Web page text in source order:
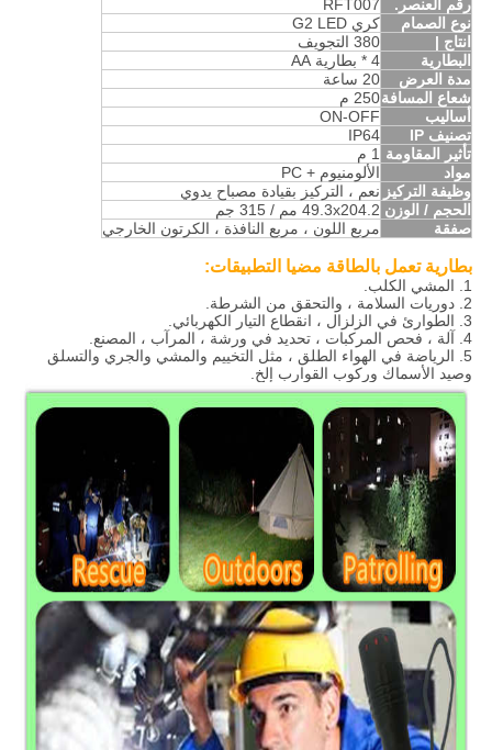
رقم العنصر.
RFT007
نوع الصمام
كري G2 LED
انتاج |
380 التجويف
البطارية
4 * بطارية AA
مدة العرض
20 ساعة
شعاع المسافة250 م
أساليب
ON-OFF
تصنيف IP
IP64
تأثير المقاومة 1 م
مواد
الألومنيوم + PC
وظيفة التركيز نعم ، التركيز بقيادة مصباح يدوي
الحجم / الوزن 49.3x204.2 مم / 315 جم
صفقة
مربع اللون ، مربع النافذة ، الكرتون الخارجي
بطارية تعمل بالطاقة مضيا التطبيقات:
1. المشي الكلب.
2. دوريات السلامة ، والتحقق من الشرطة.
3. الطوارئ في الزلزال ، انقطاع التيار الكهربائي.
4. آلة ، فحص المركبات ، تحديد في ورشة ، المرآب ، المصنع.
5. الرياضة في الهواء الطلق ، مثل التخييم والمشي والجري والتسلق
وصيد الأسماك وركوب القوارب إلخ.